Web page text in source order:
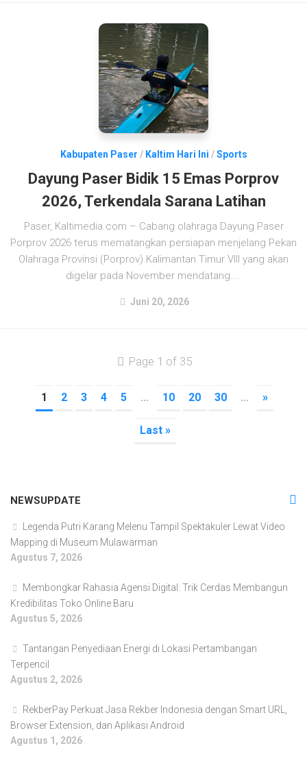
Kabupaten Paser / Kaltim Hari Ini /Sports
Dayung Paser Bidik 15 Emas Porprov
2026, Terkendala Sarana Latihan
Paser, Kaltimedia.com – Cabang olahraga Dayung Paser
Porprov 2026 terus mematangkan persiapan menjelang Pekan
Olahraga Provinsi (Porprov) Kalimantan Timur VIII yang akan
digelar pada November mendatang....
Juni 20, 2026
Page 1 of 35
1 2 3 4 5 ... 10 20 30 ... »
Last »
NEWSUPDATE
Legenda Putri Karang Melenu Tampil Spektakuler Lewat Video
Mapping di Museum Mulawarman
Agustus 7, 2026
Membongkar Rahasia Agensi Digital: Trik Cerdas Membangun
Kredibilitas Toko Online Baru
Agustus 5, 2026
Tantangan Penyediaan Energi di Lokasi Pertambangan
Terpencil
Agustus 2, 2026
RekberPay Perkuat Jasa Rekber Indonesia dengan Smart URL,
Browser Extension, dan Aplikasi Android
Agustus 1, 2026